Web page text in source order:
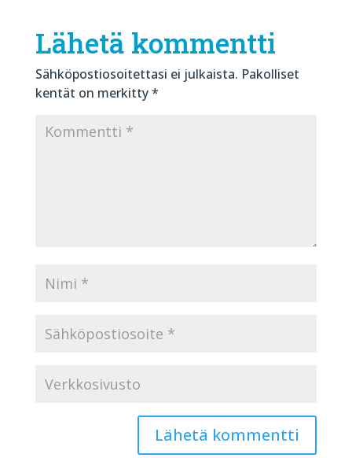
Lähetä kommentti
Sähköpostiosoitettasi ei julkaista. Pakolliset
kentät on merkitty*